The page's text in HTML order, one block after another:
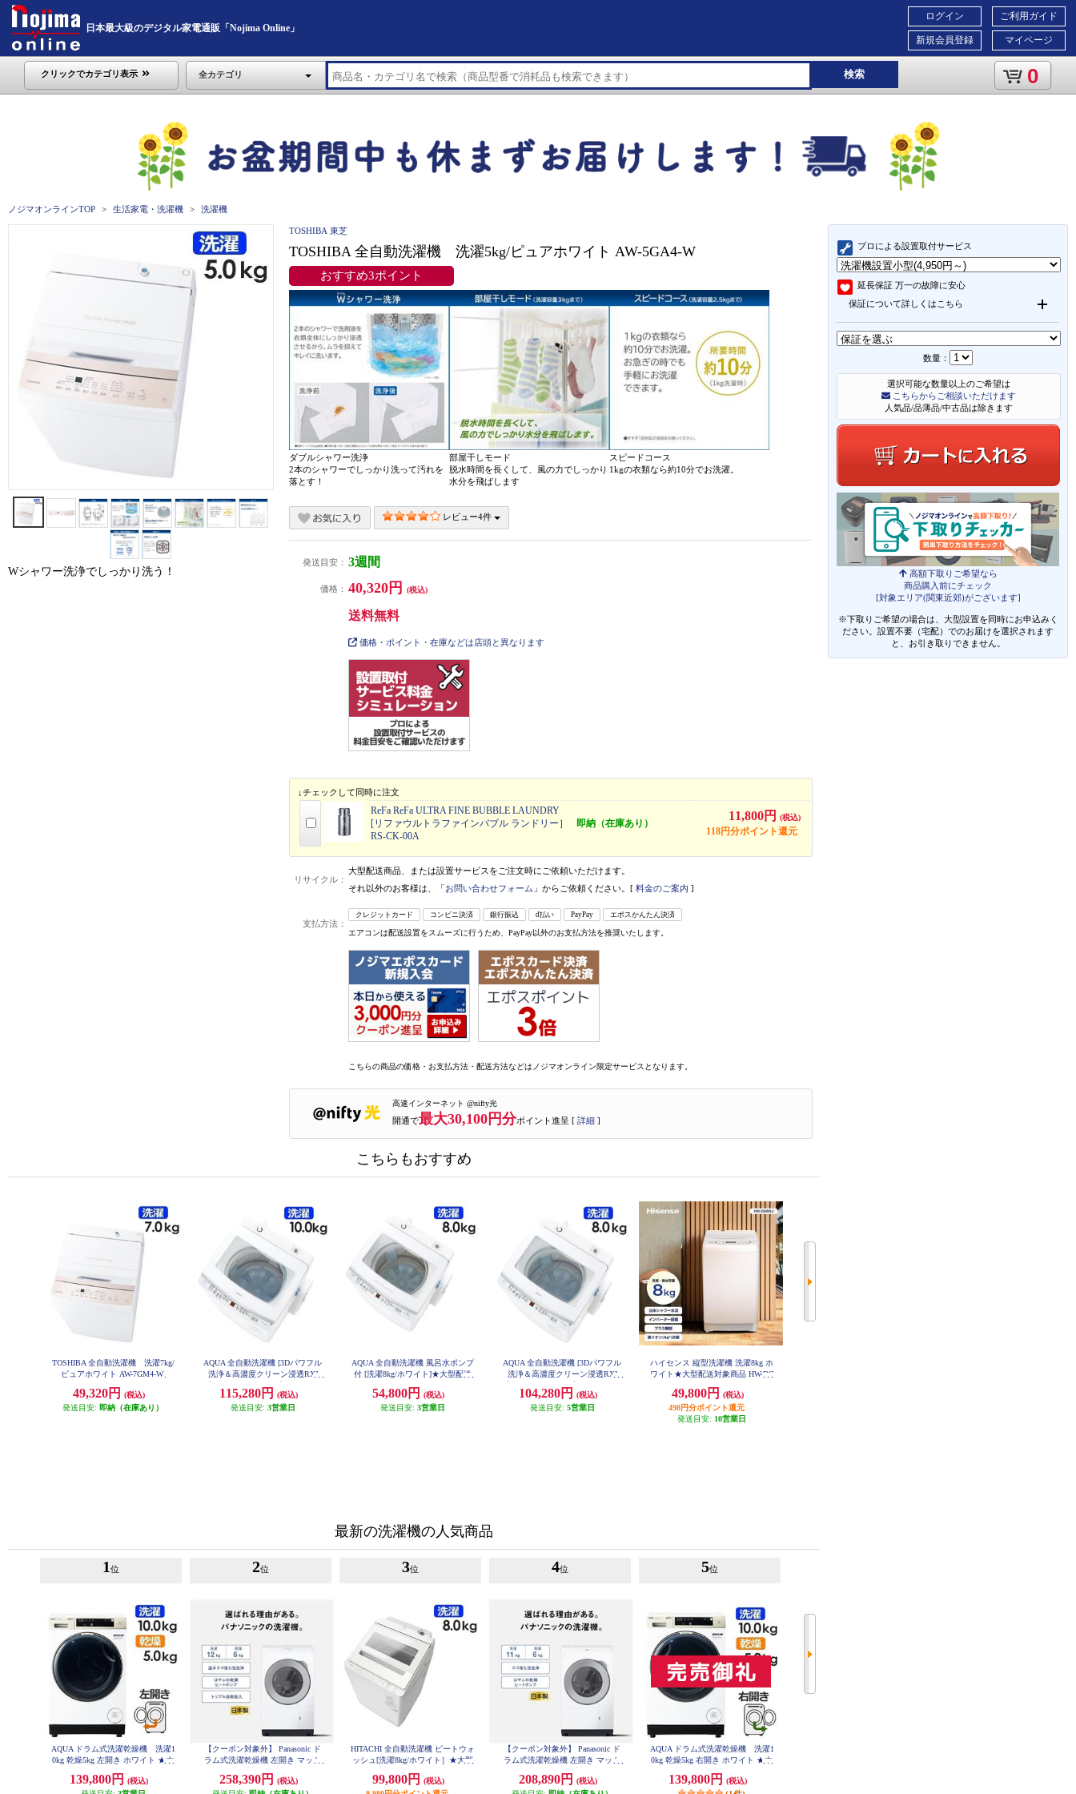
日本最大級のデジタル家電通販「Nojima Online」
ご利用ガイド
マイページ
ログイン
新規会員登録
クリックでカテゴリ表示 全カテゴリ 検索 0
ノジマオンラインTOP 生活家電・洗濯機 洗濯機
プロによる設置取付サービス
延長保証 万一の故障に安心
保証について詳しくはこちら
数量：
選択可能な数量以上のご希望は
こちらからご相談いただけます
人気品/品薄品/中古品は除きます
高額下取りご希望なら
商品購入前にチェック
[対象エリア(関東近郊)がございます]
※下取りご希望の場合は、大型設置を同時にお申込みく
ださい。設置不要（宅配）でのお届けを選択されます
と、お引き取りできません。
Wシャワー洗浄でしっかり洗う！
TOSHIBA 東芝
TOSHIBA 全自動洗濯機 洗濯5kg/ピュアホワイト AW-5GA4-W
おすすめ3ポイント
ダブルシャワー洗浄
2本のシャワーでしっかり洗って汚れを
落とす！
部屋干しモード
脱水時間を長くして、風の力でしっかり
水分を飛ばします
スピードコース
1kgの衣類なら約10分でお洗濯。
レビュー4件
発送目安： 3週間
価格： 40,320円 (税込)
送料無料
価格・ポイント・在庫などは店頭と異なります
↓チェックして同時に注文
ReFa ReFa ULTRA FINE BUBBLE LAUNDRY
[リファウルトラファインバブル ランドリー］
RS-CK-00A
即納（在庫あり）
11,800円 (税込)
118円分ポイント還元
リサイクル：
大型配送商品、または設置サービスをご注文時にご依頼いただけます。
それ以外のお客様は、「お問い合わせフォーム 」からご依頼ください。[ 料金のご案内 ]
支払方法：
クレジットカード コンビニ決済 銀行振込 d払い PayPay エポスかんたん決済
エアコンは配送設置をスムーズに行うため、PayPay以外のお支払方法を推奨いたします。
こちらの商品の価格・お支払方法・配送方法などはノジマオンライン限定サービスとなります。
高速インターネット @nifty光
開通で最大30,100円分ポイント進呈 [ 詳細 ]
こちらもおすすめ
TOSHIBA 全自動洗濯機 洗濯7kg/
ピュアホワイト AW-7GM4-W
49,320円
(税込)
発送目安: 即納（在庫あり）
AQUA 全自動洗濯機 [3Dパワフル
洗浄＆高濃度クリーン浸透RX]
送対象商品 AQW-V10A-W
115,280円
(税込)
発送目安: 3営業日
AQUA 全自動洗濯機 風呂水ポンプ
付 [洗濯8kg/ホワイト]★大型配送
54,800円
(税込)
発送目安: 3営業日
AQUA 全自動洗濯機 [3Dパワフル
洗浄＆高濃度クリーン浸透RX]
対象商品 AQW-V8A-W
104,280円
(税込)
発送目安: 5営業日
ハイセンス 縦型洗濯機 洗濯8kg ホ
ワイト★大型配送対象商品 HW-DG
49,800円
(税込)
498円分ポイント還元
発送目安: 10営業日
最新の洗濯機の人気商品
1 位
AQUA ドラム式洗濯乾燥機 洗濯1
0kg 乾燥5kg 左開き ホワイト ★大
139,800円
(税込)
2位
【クーポン対象外】 Panasonic ド
ラム式洗濯乾燥機 左開き マット
LX127EL-W
258,390円
(税込)
3位
HITACHI 全自動洗濯機 ビートウォ
ッシュ[洗濯8kg/ホワイト］★大型
99,800円
(税込)
4位
【クーポン対象外】 Panasonic ド
ラム式洗濯乾燥機 左開き マット
LX113EL-W
208,890円
(税込)
5位
AQUA ドラム式洗濯乾燥機 洗濯1
0kg 乾燥5kg 右開き ホワイト ★大
139,800円 (税込)